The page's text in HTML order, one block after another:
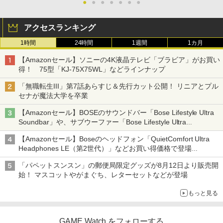
● ● ● ● ● ● ●
アクセスランキング
1時間 24時間 1週間 1カ月
【Amazonセール】ソニーの4K液晶テレビ「ブラビア」がお買い
得！ 75型「KJ-75X75WL」などラインナップ
「無職転生III」第7話あらすじ＆先行カット公開！ リニアとプル
セナが魔法大学を卒業
【Amazonセール】BOSEのサウンドバー「Bose Lifestyle Ultra
Soundbar」や、サブウーファー「Bose Lifestyle Ultra
Subwoofer」などお買い得！
【Amazonセール】Boseのヘッドフォン「QuietComfort Ultra
Headphones LE（第2世代）」などお買い得価格で登場
イマーシブオーディオで臨場感ある音楽体験が楽しめる
「パペットスンスン」の郵便局限定グッズが8月12日より販売開
始！ マスコットやがまぐち、レターセットなどが登場
もっと見る